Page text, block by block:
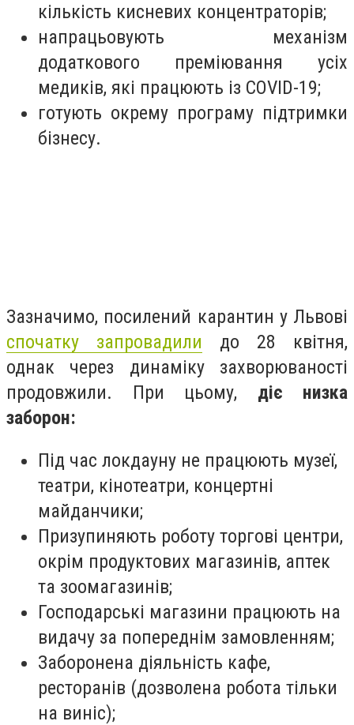
кількість кисневих концентраторів;
напрацьовують механізм
додаткового преміювання усіх
медиків, які працюють із COVID-19;
готують окрему програму підтримки
бізнесу.
Зазначимо, посилений карантин у Львові
спочатку запровадили до 28 квітня,
однак через динаміку захворюваності
продовжили. При цьому, діє низка
заборон:
Під час локдауну не працюють музеї,
театри, кінотеатри, концертні
майданчики;
Призупиняють роботу торгові центри,
окрім продуктових магазинів, аптек
та зоомагазинів;
Господарські магазини працюють на
видачу за попереднім замовленням;
Заборонена діяльність кафе,
ресторанів (дозволена робота тільки
на виніс);